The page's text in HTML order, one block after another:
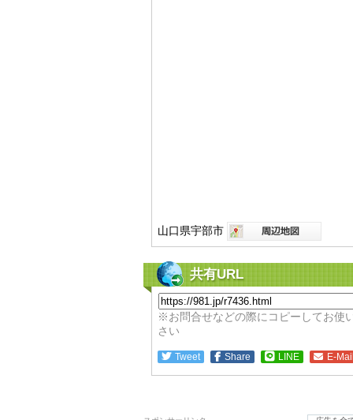
山口県宇部市
共有URL
※お問合せなどの際にコピーしてお使
さい
Tweet Share LINE E-